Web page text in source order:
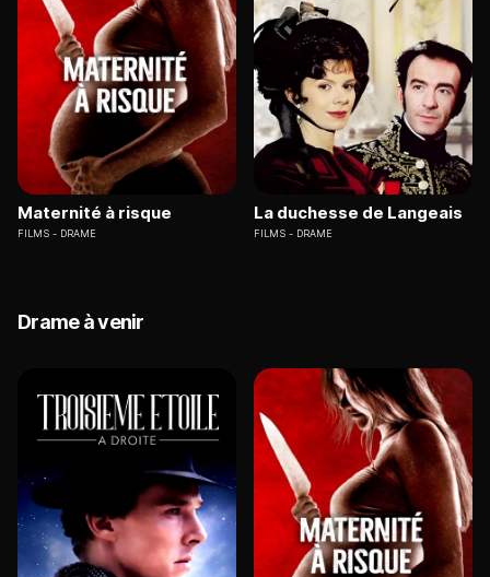
Maternité à risque
FILMS DRAME
La duchesse de Langeais
FILMS DRAME
Drame à venir